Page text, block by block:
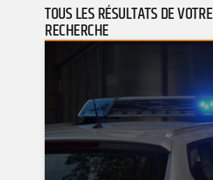
TOUS LES RÉSULTATS DE VOTRE
RECHERCHE